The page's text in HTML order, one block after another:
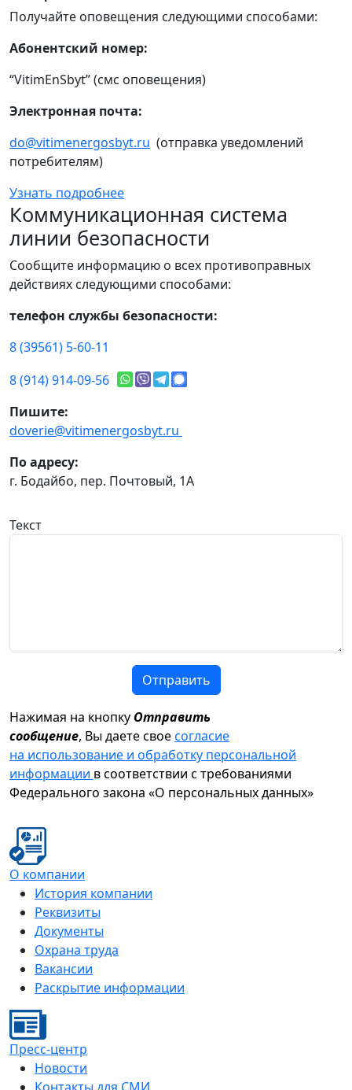
Получайте оповещения следующими способами:
Абонентский номер:
“VitimEnSbyt” (смс оповещения)
Электронная почта:
do@vitimenergosbyt.ru (отправка уведомлений
потребителям)
Узнать подробнее
Коммуникационная система
линии безопасности
Сообщите информацию о всех противоправных
действиях следующими способами:
телефон службы безопасности:
8 (39561) 5-60-11
8 (914) 914-09-56
Пишите:
doverie@vitimenergosbyt.ru
По адресу:
г. Бодайбо, пер. Почтовый, 1А
Текст
Отправить
Нажимая на кнопку Отправить
сообщение, Вы даете своесогласие
на использование и обработку персональной
информации в соответствии с требованиями
Федерального закона «О персональных данных»
О компании
История компании
Реквизиты
Документы
Охрана труда
Вакансии
Раскрытие информации
Пресс-центр
Новости